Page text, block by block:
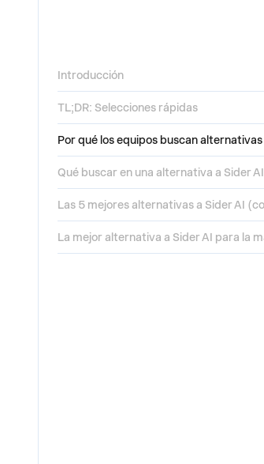
Introducción
TL;DR: Selecciones rápidas
Qué buscar en una alternativa a Sider AI